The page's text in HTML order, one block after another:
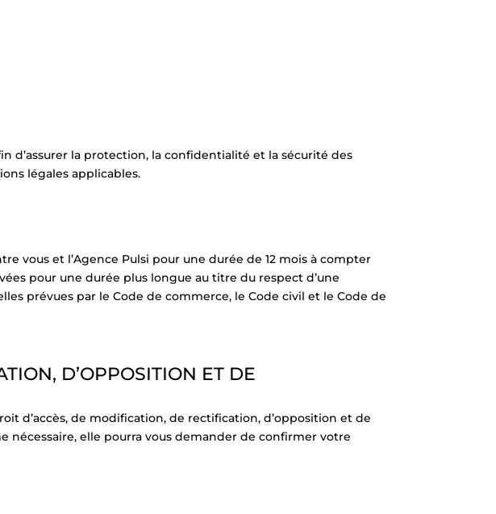
d’assurer la protection, la confidentialité et la sécurité des
légales applicables.
vous et l’Agence Pulsi pour une durée de 12 mois à compter
pour une durée plus longue au titre du respect d’une
prévues par le Code de commerce, le Code civil et le Code de
D’OPPOSITION ET DE
d’accès, de modification, de rectification, d’opposition et de
nécessaire, elle pourra vous demander de confirmer votre